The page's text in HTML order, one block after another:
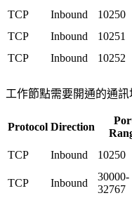
TCP
Inbound 10250
TCP
Inbound 10251
TCP
Inbound 10252
工作節點需要開通的通訊
Protocol Direction
TCP Inbound 10250
TCP
Inbound
30000-
32767